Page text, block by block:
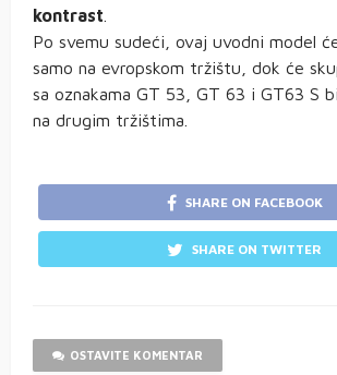
kontrast
Po svemu sudeći, ovaj uvodni model
samo na evropskom tržištu, dok će
sa oznakama GT 53, GT 63 i GT63 S
na drugim tržištima.
SHARE ON FACEBOOK
SHARE ON TWITTER
OSTAVITE KOMENTAR